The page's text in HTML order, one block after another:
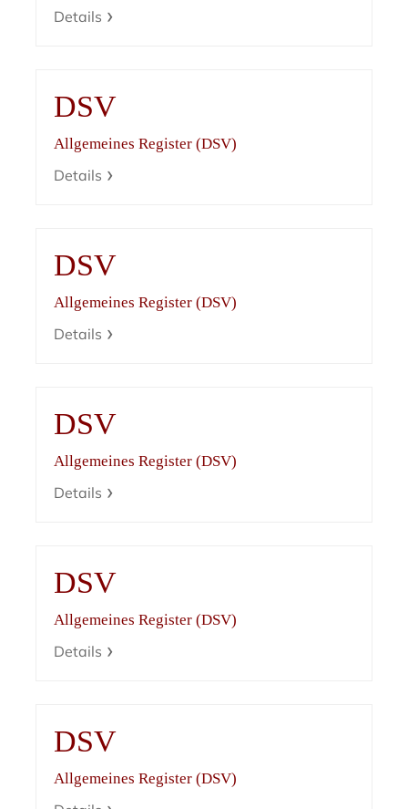
Details
DSV
Allgemeines Register (DSV)
Details
DSV
Allgemeines Register (DSV)
Details
DSV
Allgemeines Register (DSV)
Details
DSV
Allgemeines Register (DSV)
Details
DSV
Allgemeines Register (DSV)